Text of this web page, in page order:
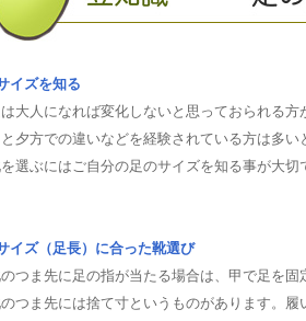
イズを知る
大人になれば変化しないと思っておられる方
夕方での違いなどを経験されている方は多い
選ぶにはご自分の足のサイズを知る事が大切
イズ（足長）に合った靴選び
つま先に足の指が当たる場合は、甲で足を固
つま先には捨て寸というものがあります。履